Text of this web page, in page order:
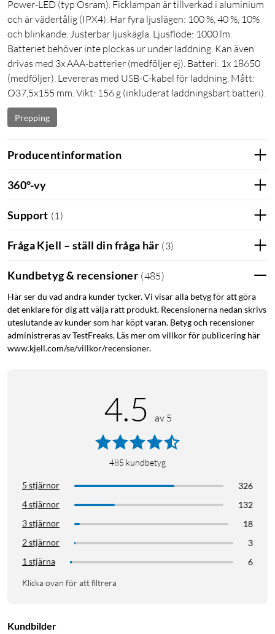
Power-LED (typ Osram). Ficklampan är tillverkad i aluminium
och är vädertålig (IPX4). Har fyra ljuslägen: 100 %, 40 %, 10%
och blinkande. Justerbar ljuskägla. Ljusflöde: 1000 lm.
Batteriet behöver inte plockas ur under laddning. Kan även
drivas med 3x AAA-batterier (medföljer ej). Batteri: 1x 18650
(medföljer). Levereras med USB-C-kabel för laddning. Mått:
Ø37,5x155 mm. Vikt: 156 g (inkluderat laddningsbart batteri).
Prepping
Producentinformation
360°-vy
Support (1 )
Fråga Kjell – ställ din fråga här (3)
Kundbetyg & recensioner (485)
Här ser du vad andra kunder tycker. Vi visar alla betyg för att göra
det enklare för dig att välja rätt produkt. Recensionerna nedan skrivs
uteslutande av kunder som har köpt varan. Betyg och recensioner
administreras av TestFreaks. Läs mer om villkor för publicering här
www.kjell.com/se/villkor/recensioner.
4.5 av 5
485 kundbetyg
5 stjärnor
326
4 stjärnor
132
3 stjärnor
18
2 stjärnor
3
1 stjärna
6
Klicka ovan för att filtrera
Kundbilder